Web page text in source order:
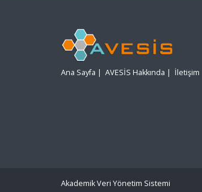
Ana Sayfa | AVESİS Hakkında | İletişim
Akademik Veri Yönetim Sistemi